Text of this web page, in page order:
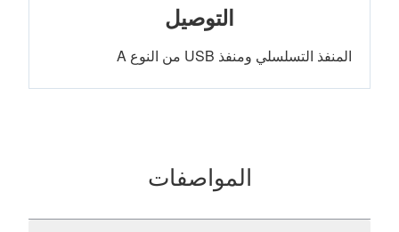
التوصيل
المنفذ التسلسلي ومنفذ USB من النوع A
المواصفات